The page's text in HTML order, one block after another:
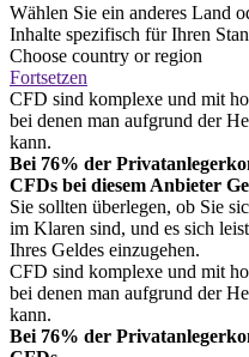
Wählen Sie ein anderes Land
Inhalte spezifisch für Ihren
Choose country or region
Fortsetzen
CFD sind komplexe und mit
bei denen man aufgrund der
kann.
Bei 76% der
CFDs bei diesem Anbieter
Sie sollten überlegen, ob Sie
im Klaren sind, und es sich
Ihres Geldes einzugehen.
CFD sind komplexe und mit
bei denen man aufgrund der
kann.
Bei 76% der